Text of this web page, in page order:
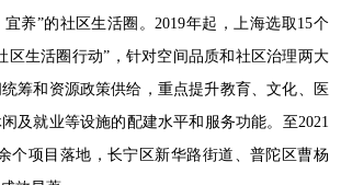
养”的社区生活圈。2019年起，上海选取15个
区生活圈行动”，针对空间品质和社区治理两大
筹和资源政策供给，重点提升教育、文化、医
及就业等设施的配建水平和服务功能。至2021
个项目落地，长宁区新华路街道、普陀区曹杨